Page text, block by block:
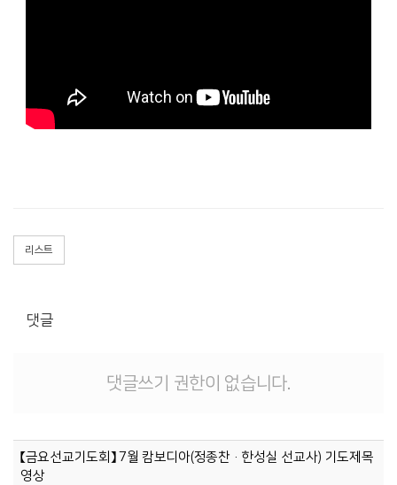
리스트
댓글
댓글쓰기 권한이 없습니다.
【금요선교기도회】 7월 캄보디아(정종찬·한성실 선교사) 기도제목
영상